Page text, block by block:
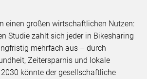
einen großen wirtschaftlichen Nutzen:
Studie zahlt sich jeder in Bikesharing
mehrfach aus – durch
Zeitersparnis und lokale
könnte der gesellschaftliche